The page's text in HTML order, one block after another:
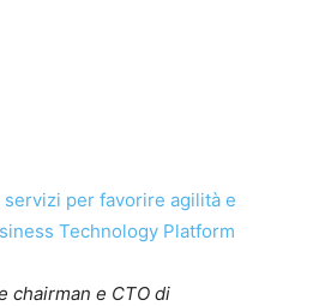
chairman e CTO di